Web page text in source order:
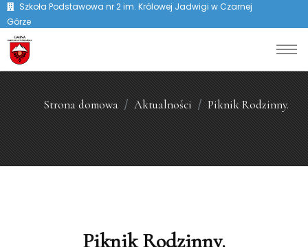
Szkoła Podstawowa nr 2 im. Królowej Jadwigi w Czarnej
Górze
Strona domowa Aktualności Piknik Rodzinny.
Piknik Rodzinny.